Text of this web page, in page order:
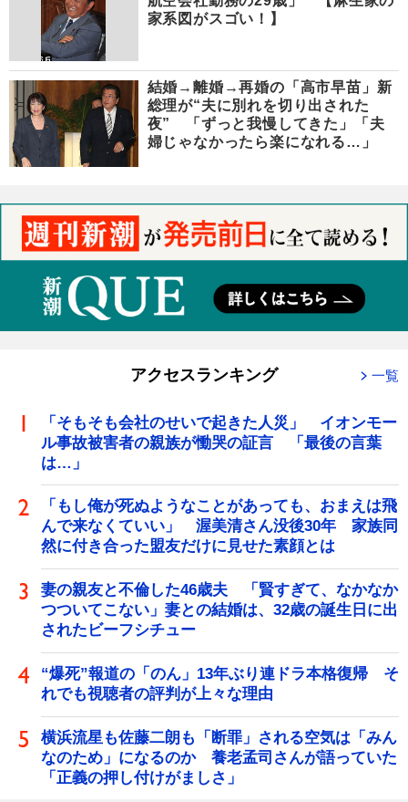
家系図がスゴい！】
結婚→離婚→再婚の「高市早苗」新
総理が“夫に別れを切り出された
夜” 「ずっと我慢してきた」「夫
婦じゃなかったら楽になれる…」
アクセスランキング 一覧
「そもそも会社のせいで起きた人災」 イオンモー
ル事故被害者の親族が慟哭の証言 「最後の言葉
は…」
「もし俺が死ぬようなことがあっても、おまえは飛
んで来なくていい」 渥美清さん没後30年 家族同
然に付き合った盟友だけに見せた素顔とは
妻の親友と不倫した46歳夫 「賢すぎて、なかなか
つついてこない」妻との結婚は、32歳の誕生日に出
されたビーフシチュー
“爆死”報道の「のん」13年ぶり連ドラ本格復帰 そ
れでも視聴者の評判が上々な理由
横浜流星も佐藤二朗も「断罪」される空気は「みん
なのため」になるのか 養老孟司さんが語っていた
「正義の押し付けがましさ」